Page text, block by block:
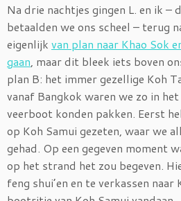
Na drie nachtjes gingen L. en ik –
betaalden we ons scheel – terug
eigenlijk van plan naar Khao Sok
gaan, maar dit bleek iets boven
plan B: het immer gezellige Koh
vanaf Bangkok waren we zo in
veerboot konden pakken. Eerst
op Koh Samui gezeten, waar we
gehad. Op een gegeven moment
op het strand het zou begeven.
feng shui’en en te verkassen naar